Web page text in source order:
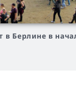
в Берлине в